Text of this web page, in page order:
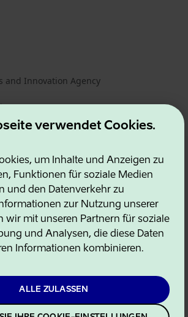
verwendet Cookies.
um Inhalte und Anzeigen zu
Funktionen für soziale Medien
und den Datenverkehr zu
zur Nutzung unserer
wir mit unseren Partnern für soziale
und Analysen, die diese Daten
Informationen kombinieren.
ALLE ZULASSEN
and Innovation Agency